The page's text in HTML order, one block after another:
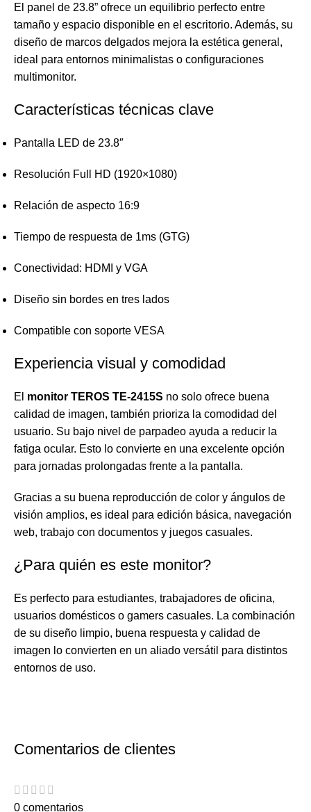
El panel de 23.8” ofrece un equilibrio perfecto entre
tamaño y espacio disponible en el escritorio. Además, su
diseño de marcos delgados mejora la estética general,
ideal para entornos minimalistas o configuraciones
multimonitor.
Características técnicas clave
Pantalla LED de 23.8″
Resolución Full HD (1920×1080)
Relación de aspecto 16:9
Tiempo de respuesta de 1ms (GTG)
Conectividad: HDMI y VGA
Diseño sin bordes en tres lados
Compatible con soporte VESA
Experiencia visual y comodidad
El monitor TEROS TE-2415S no solo ofrece buena
calidad de imagen, también prioriza la comodidad del
usuario. Su bajo nivel de parpadeo ayuda a reducir la
fatiga ocular. Esto lo convierte en una excelente opción
para jornadas prolongadas frente a la pantalla.
Gracias a su buena reproducción de color y ángulos de
visión amplios, es ideal para edición básica, navegación
web, trabajo con documentos y juegos casuales.
¿Para quién es este monitor?
Es perfecto para estudiantes, trabajadores de oficina,
usuarios domésticos o gamers casuales. La combinación
de su diseño limpio, buena respuesta y calidad de
imagen lo convierten en un aliado versátil para distintos
entornos de uso.
Comentarios de clientes
0 comentarios